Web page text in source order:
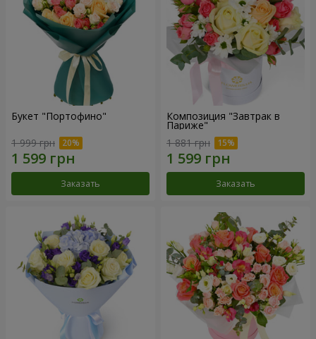
Букет "Портофино"
1 999 грн
Заказать
Композиция "Завтрак в
Париже"
1 881 грн
Заказать